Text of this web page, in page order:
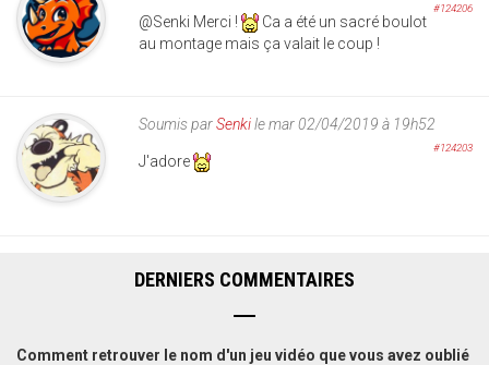
#124206
@Senki Merci !
Ca a été un sacré boulot
au montage mais ça valait le coup !
Soumis parSenkile mar 02/04/2019 à 19h52
#124203
J'adore
DERNIERS COMMENTAIRES
Comment retrouver le nom d'un jeu vidéo que vous avez oublié